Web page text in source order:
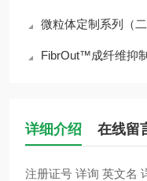
微粒体定制系列（二
FibrOut™成纤维抑
详细介绍 在线留
注册证号 详询 英文名